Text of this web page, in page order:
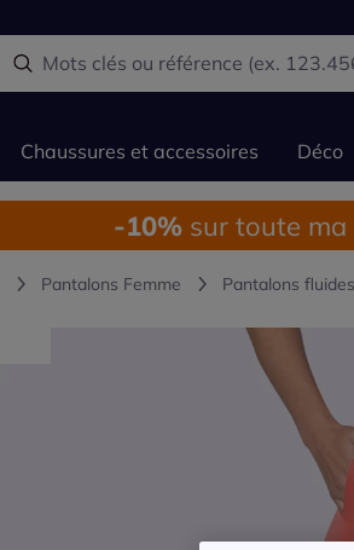
Chaussures et accessoires Déco
-10% sur toute ma
Pantalons Femme Pantalons fluides